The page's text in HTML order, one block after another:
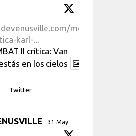
mortal-
karl-...
II crítica: Van
en los cielos
Twitter
31 May